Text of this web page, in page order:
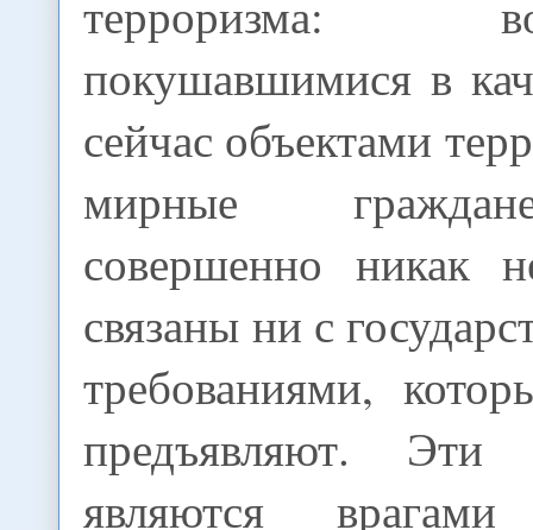
терроризма:
покушавшимися в
сейчас объектами
мирные
совершенно никак
связаны ни с
требованиями,
предъявляют. Эти
являются врагами